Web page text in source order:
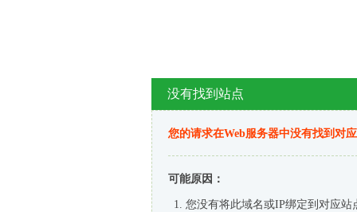
没有找到站点
您的请求在Web服务器中没有找到对
可能原因：
您没有将此域名或IP绑定到对应站